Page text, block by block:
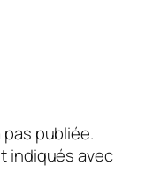
publiée.
indiqués avec